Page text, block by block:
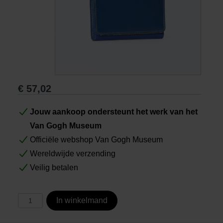
€ 57,02
Jouw aankoop ondersteunt het werk van het
Van Gogh Museum
Officiële webshop Van Gogh Museum
Wereldwijde verzending
Veilig betalen
In winkelmand